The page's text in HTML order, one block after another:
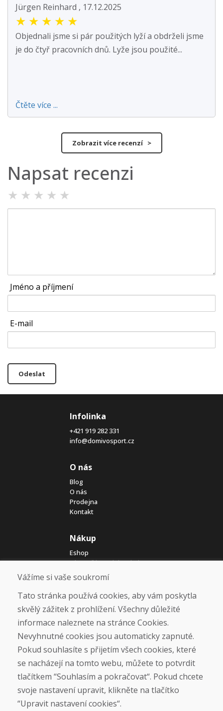
Jürgen Reinhard , 17.12.2025
★ ★ ★ ★ ★
Objednali jsme si pár použitých lyží a obdrželi jsme
je do čtyř pracovních dnů. Lyže jsou použité...
Čtěte více ...
Zobrazit více recenzí >
Napsat recenzi
★ ★ ★ ★ ★
Jméno a příjmení
E-mail
Odeslat
Infolinka
+421 919 282 331
info@domivosport.cz
O nás
Blog
O nás
Prodejna
Kontakt
Nákup
Eshop
Jak posíláme elektrokola
Obchodní podmínky
Doprava
Platba
Vrácení a výměna zboží
Ochrana osobních údajů
Cookies
Sociální sítě
Vážíme si vaše soukromí
Tato stránka používá cookies, aby vám poskytla
skvělý zážitek z prohlížení. Všechny důležité
informace naleznete na stránce Cookies.
Nevyhnutné cookies jsou automaticky zapnuté.
Pokud souhlasíte s přijetím všech cookies, které
se nacházejí na tomto webu, můžete to potvrdit
tlačítkem “Souhlasím a pokračovat“. Pokud chcete
svoje nastavení upravit, klikněte na tlačítko
“Upravit nastavení cookies“.